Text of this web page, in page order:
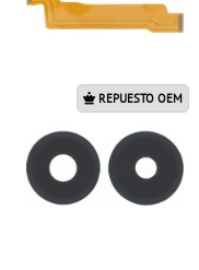
REPUESTO OEM